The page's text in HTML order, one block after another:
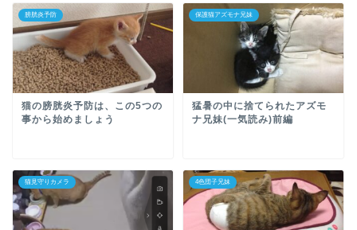
膀胱炎予防
猫の膀胱炎予防は、この5つの
事から始めましょう
保護猫アズモナ兄妹
猛暑の中に捨てられたアズモ
ナ兄妹(一気読み)前編
猫見守りカメラ 4色団子兄妹